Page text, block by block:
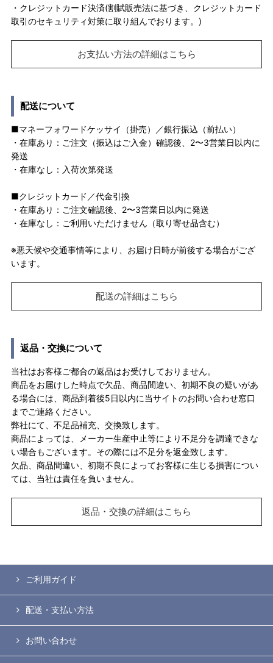
・クレジットカード決済(割賦販売法に基づき、クレジットカード
取引のセキュリティ対策に取り組んでおります。)
お支払い方法の詳細はこちら
配送について
■マネーフォワードケッサイ（掛売）／銀行振込（前払い）
・在庫あり：ご注文（振込はご入金）確認後、2〜3営業日以内に
発送
・在庫なし：入荷次第発送
■クレジットカード／代金引換
・在庫あり：ご注文確認後、2〜3営業日以内に発送
・在庫なし：ご利用いただけません（取り寄せ品含む）
※悪天候や交通事情等により、お届け日時が前後する場合がござ
います。
配送の詳細はこちら
返品・交換について
当社はお客様ご都合の返品はお受けしておりません。
商品をお届けした時点で欠品、商品間違い、初期不良の疑いがあ
る場合には、商品到着後5日以内に当サイトのお問い合わせ窓口
までご連絡ください。
弊社にて、不足品補充、交換致します。
商品によっては、メーカー生産中止等により不足分を調達できな
い場合もございます。その際には不足分を返金致します。
欠品、商品間違い、初期不良によってお客様に生じる損害につい
ては、当社は責任を負いません。
返品・交換の詳細はこちら
ご利用ガイド
配送・支払い方法
お問い合わせ